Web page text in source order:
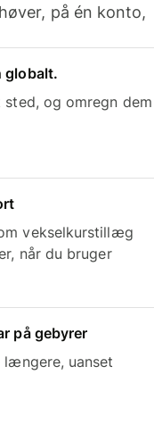
på én konto,
globalt.
og omregn dem
vekselkurstillæg
når du bruger
på gebyrer
uanset